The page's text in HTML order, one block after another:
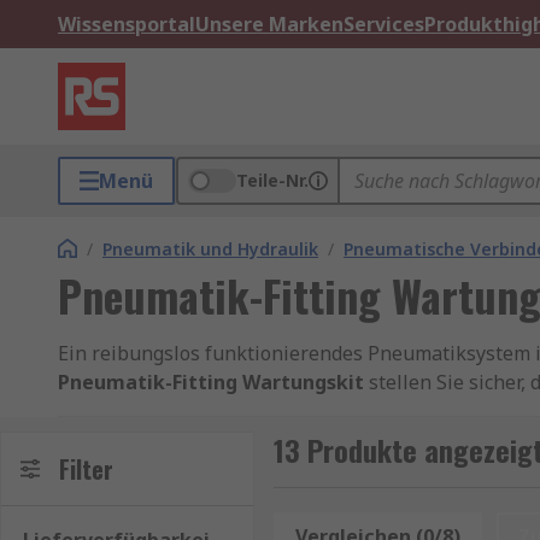
WissensportalUnsere MarkenServices
Menü Teile-Nr.
/ Pneumatik und Hydraulik / Pneumatische
Pneumatik-Fitting
Ein reibungslos funktionierendes
Pneumatik-Fitting Wartungskit stellen Sie
vorbeugende Wartung und Reparatur.
Filter 13 Produkte